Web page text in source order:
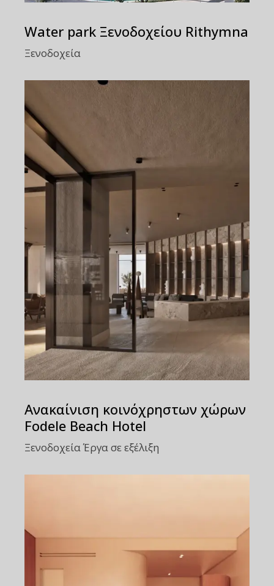
Water park Ξενοδοχείου Rithymna
Ξενοδοχεία
Ανακαίνιση κοινόχρηστων χώρων
Fodele Beach Hotel
ΞενοδοχείαΈργα σε εξέλιξη